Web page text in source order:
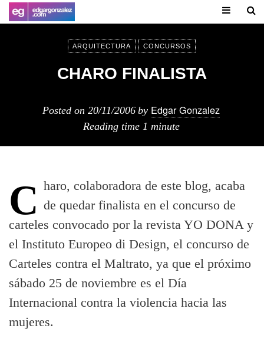
ARQUITECTURA CONCURSOS
CHARO FINALISTA
Posted on 20/11/2006 by Edgar Gonzalez
Reading time 1 minute
Charo, colaboradora de este blog, acaba de quedar finalista en el concurso de
carteles convocado por la revista YO DONA y
el Instituto Europeo di Design, el concurso de
Carteles contra el Maltrato, ya que el próximo
sábado 25 de noviembre es el Día
Internacional contra la violencia hacia las
mujeres.